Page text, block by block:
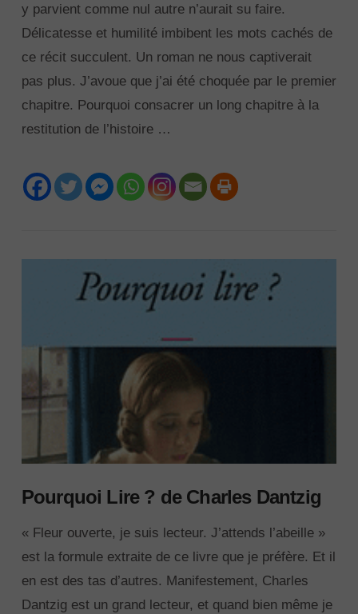
VIEW POST
y parvient comme nul autre n’aurait su faire.
Délicatesse et humilité imbibent les mots cachés de
ce récit succulent. Un roman ne nous captiverait
pas plus. J’avoue que j’ai été choquée par le premier
chapitre. Pourquoi consacrer un long chapitre à la
restitution de l’histoire …
Pourquoi Lire ? de Charles Dantzig
« Fleur ouverte, je suis lecteur. J’attends l’abeille »
est la formule extraite de ce livre que je préfère. Et il
en est des tas d’autres. Manifestement, Charles
Dantzig est un grand lecteur, et quand bien même je